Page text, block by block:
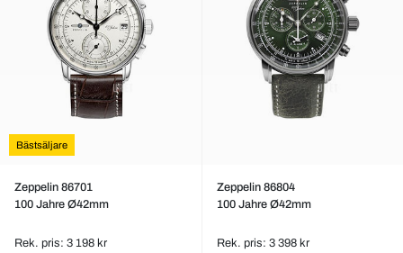
Bästsäljare
Zeppelin 86701
100 Jahre Ø42mm
Rek. pris: 3 198 kr
Zeppelin 86804
100 Jahre Ø42mm
Rek. pris: 3 398 kr